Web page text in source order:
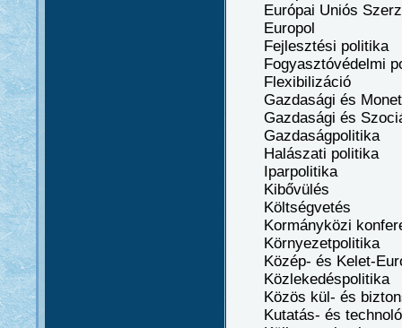
Európai Uniós
Europol
Fejlesztési politika
Fogyasztóvédelmi
Flexibilizáció
Gazdasági és
Gazdasági és
Gazdaságpolitika
Halászati politika
Iparpolitika
Kibővülés
Költségvetés
Kormányközi
Környezetpolitika
Közép- és Kelet-
Közlekedéspolitika
Közös kül- és
Kutatás- és